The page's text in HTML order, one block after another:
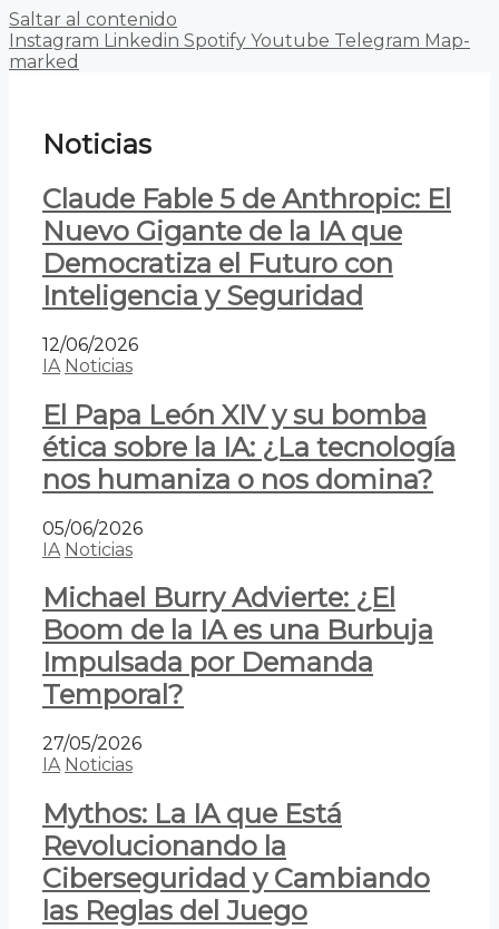
Saltar al contenido
Instagram Linkedin Spotify Youtube Telegram Map-
marked
Noticias
Claude Fable 5 de Anthropic: El
Nuevo Gigante de la IA que
Democratiza el Futuro con
Inteligencia y Seguridad
12/06/2026
IA Noticias
El Papa León XIV y su bomba
ética sobre la IA: ¿La tecnología
nos humaniza o nos domina?
05/06/2026
IA Noticias
Michael Burry Advierte: ¿El
Boom de la IA es una Burbuja
Impulsada por Demanda
Temporal?
27/05/2026
IA Noticias
Mythos: La IA que Está
Revolucionando la
Ciberseguridad y Cambiando
las Reglas del Juego